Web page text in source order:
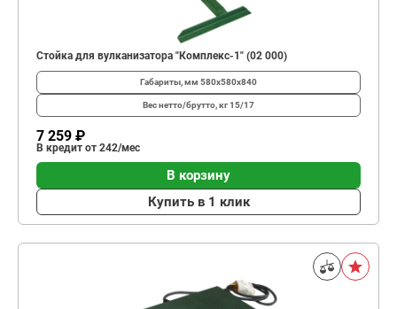
Стойка для вулканизатора "Комплекс-1" (02 000)
Габариты, мм 580х580х840
Вес нетто/брутто, кг15/17
7 259 ₽
В кредит от 242/мес
В корзину
Купить в 1 клик